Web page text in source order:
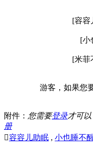
[容容
[小
[米菲
游客，如果您
附件： 您需要登录才可
册
容容儿助眠 , 小也睡不